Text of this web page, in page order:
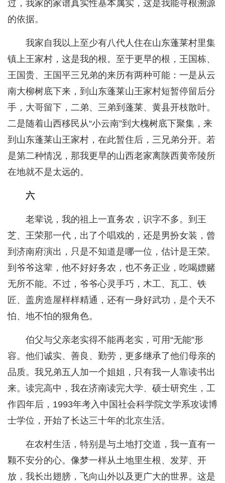
过，我家的家谱真实性基本属实，这是我能寻根溯源
的依据。
我家自我以上至少有八代人住在山东蓬莱村里集
镇上王家村，这是我的根。至于更早的根，王国栋、
王国贵、王国平三兄弟的来历有两种可能：一是从云
南大柳树底下来，到山东蓬莱山王家村短暂停留后分
手，大哥留下，二弟、三弟到蓬莱、黄县开枝散叶。
二是随着山西移民从“小云南”到大槐树底下聚集，来
到山东蓬莱山王家村，在此暂住后，三兄弟分开。若
是第二种情况，那我更早的山西老家离陕西黄帝陵所
在地就不是太远的。
六
老辈说，我的祖上一直务农，识字不多。到王
芝、王荣那一代，出了个唱戏的，还是男扮女装，曾
到济南府演出，只是不知道是哪一位，估计是王荣。
到爷爷这辈，他不好好务农，也不务正业，吃喝嫖赌
无所不能。不过，爷爷心灵手巧，木工、瓦工、铁
匠、盖房造屋样样精通，还有一身好武功，是个天不
怕、地不怕的狠角色。
伯父与父亲老实得不能再老实，可用“无能”形
容。他们诚实、善良、勤劳，更多继承了他们母亲的
品质。我兄弟五人加一个姐姐，只有我一人靠读书出
来。读完高中，我在济南读完大学、硕士研究生，工
作四年后，1993年考入中国社会科学院文学系攻读博
士学位，开始了长达三十年的北京生活。
在农村生活，特别是与土地打交道，我一直有一
颗不安分的心。像梦一样从土地里生根、发芽、开
放，我长出翅膀，飞向山外以及更广大的世界。这是